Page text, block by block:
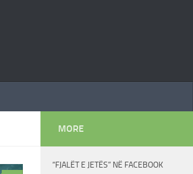
MORE
“FJALËT E JETËS” NË FACEBOOK